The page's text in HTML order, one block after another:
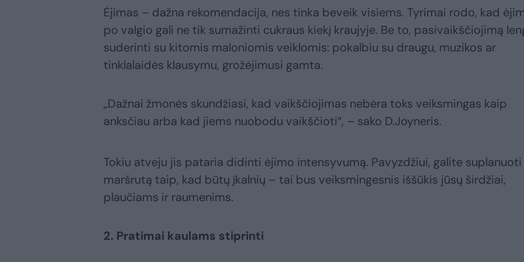
Ėjimas – dažna rekomendacija, nes tinka beveik visiems. Tyrimai rodo, kad
po valgio gali ne tik sumažinti cukraus kiekį kraujyje. Be to, pasivaikščiojimą
suderinti su kitomis maloniomis veiklomis: pokalbiu su draugu, muzikos ar
tinklalaidės klausymu, grožėjimusi gamta.
„Dažnai žmonės skundžiasi, kad vaikščiojimas nebėra toks veiksmingas kaip
anksčiau arba kad jiems nuobodu vaikščioti“, – sako D.Joyneris.
Tokiu atveju jis pataria didinti ėjimo intensyvumą. Pavyzdžiui, galite suplanuoti
maršrutą taip, kad būtų įkalnių – tai bus veiksmingesnis iššūkis jūsų širdžiai,
plaučiams ir raumenims.
2. Pratimai kaulams stiprinti